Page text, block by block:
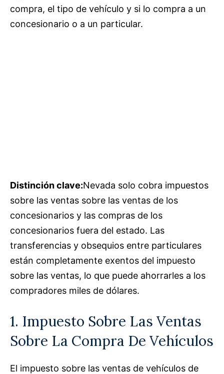
compra, el tipo de vehículo y si lo compra a un
concesionario o a un particular.
Distinción clave:Nevada solo cobra impuestos
sobre las ventas sobre las ventas de los
concesionarios y las compras de los
concesionarios fuera del estado. Las
transferencias y obsequios entre particulares
están completamente exentos del impuesto
sobre las ventas, lo que puede ahorrarles a los
compradores miles de dólares.
1. Impuesto Sobre Las Ventas
Sobre La Compra De Vehículos
El impuesto sobre las ventas de vehículos de